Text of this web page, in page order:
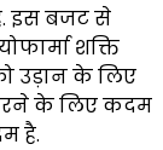
इस बजट से
शक्ति
उड़ान के लिए
के लिए कदम
है.